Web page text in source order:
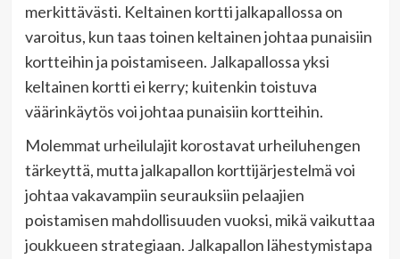
merkittävästi. Keltainen kortti jalkapallossa on
varoitus, kun taas toinen keltainen johtaa punaisiin
kortteihin ja poistamiseen. Jalkapallossa yksi
keltainen kortti ei kerry; kuitenkin toistuva
väärinkäytös voi johtaa punaisiin kortteihin.
Molemmat urheilulajit korostavat urheiluhengen
tärkeyttä, mutta jalkapallon korttijärjestelmä voi
johtaa vakavampiin seurauksiin pelaajien
poistamisen mahdollisuuden vuoksi, mikä vaikuttaa
joukkueen strategiaan. Jalkapallon lähestymistapa